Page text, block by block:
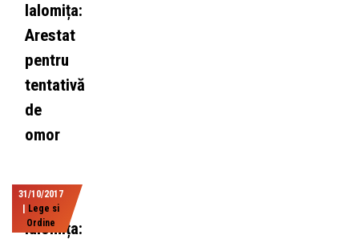
Ialomița:
Arestat
pentru
tentativă
de
omor
31/10/2017
Lege si
Ordine
Ialomița: